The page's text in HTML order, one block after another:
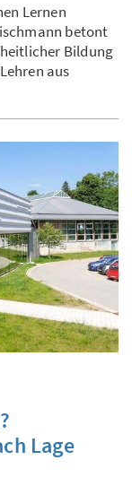
Lernen
betont
Bildung
aus
Lage